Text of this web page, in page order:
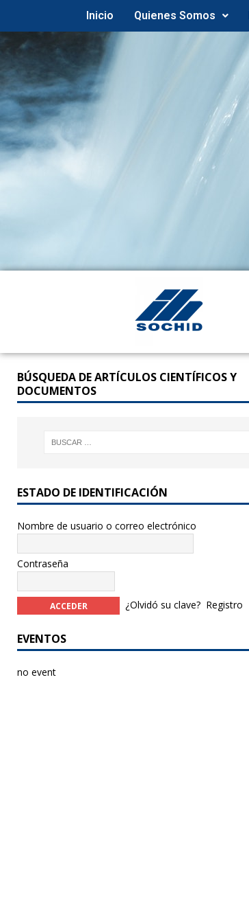
Inicio Quienes Somos
BÚSQUEDA DE ARTÍCULOS CIENTÍFICOS Y
DOCUMENTOS
ESTADO DE IDENTIFICACIÓN
Nombre de usuario o correo electrónico
Contraseña
¿Olvidó su clave? Registro
EVENTOS
no event